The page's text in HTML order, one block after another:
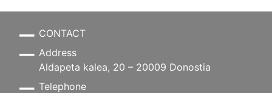
CONTACT
Address
Aldapeta kalea, 20 – 20009 Donostia
Telephone